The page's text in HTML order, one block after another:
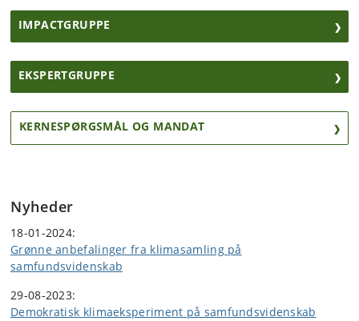
IMPACTGRUPPE
EKSPERTGRUPPE
KERNESPØRGSMÅL OG MANDAT
Nyheder
18-01-2024:
Grønne anbefalinger fra klimasamling på
samfundsvidenskab
29-08-2023:
Demokratisk klimaeksperiment på samfundsvidenskab